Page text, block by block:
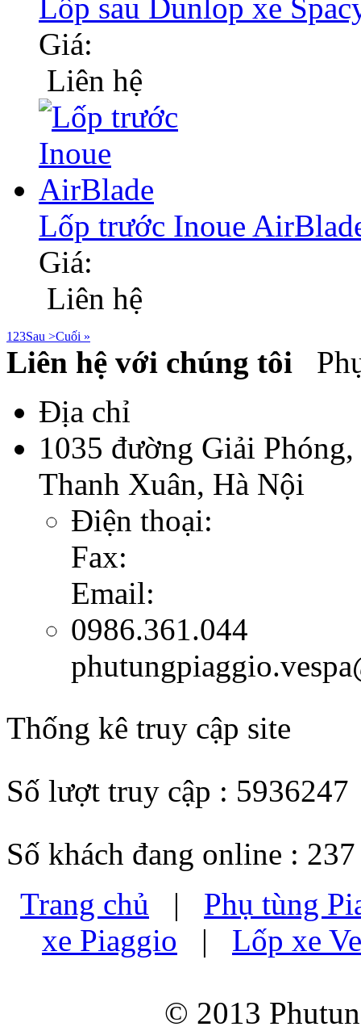
Lốp sau Dunlop xe
Giá:
Liên hệ
Lốp trước Inoue
Giá:
Liên hệ
1 23Sau >Cuối »
Liên hệ với chúng tôi
Địa chỉ
1035 đường Giải
Thanh Xuân, Hà Nội
Điện thoại:
Fax:
Email:
0986.361.044
Thống kê truy cập site
Số lượt truy cập : 5936247
Số khách đang online : 237
Trang chủ | Phụ tùng
xe Piaggio | Lốp xe
© 2013